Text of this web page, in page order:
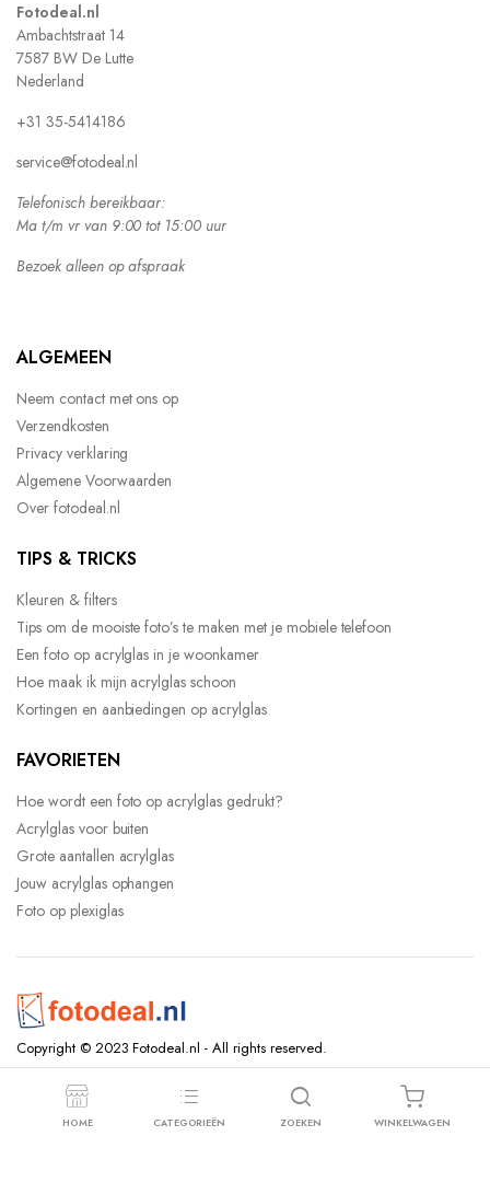
Fotodeal.nl
Ambachtstraat 14
7587 BW De Lutte
Nederland
+31 35-5414186
service@fotodeal.nl
Telefonisch bereikbaar:
Ma t/m vr van 9:00 tot 15:00 uur
Bezoek alleen op afspraak
ALGEMEEN
Neem contact met ons op
Verzendkosten
Privacy verklaring
Algemene Voorwaarden
Over fotodeal.nl
TIPS & TRICKS
Kleuren & filters
Tips om de mooiste foto’s te maken met je mobiele telefoon
Een foto op acrylglas in je woonkamer
Hoe maak ik mijn acrylglas schoon
Kortingen en aanbiedingen op acrylglas
FAVORIETEN
Hoe wordt een foto op acrylglas gedrukt?
Acrylglas voor buiten
Grote aantallen acrylglas
Jouw acrylglas ophangen
Foto op plexiglas
Copyright © 2023 Fotodeal.nl - All rights reserved.
HOME CATEGORIEËN ZOEKEN WINKELWAGEN